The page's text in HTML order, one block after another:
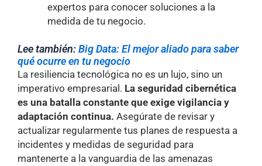
expertos para conocer soluciones a la
medida de tu negocio.
Lee también:Big Data: El mejor aliado para saber
qué ocurre en tu negocio
La resiliencia tecnológica no es un lujo, sino un
imperativo empresarial. La seguridad cibernética
es una batalla constante que exige vigilancia y
adaptación continua. Asegúrate de revisar y
actualizar regularmente tus planes de respuesta a
incidentes y medidas de seguridad para
mantenerte a la vanguardia de las amenazas